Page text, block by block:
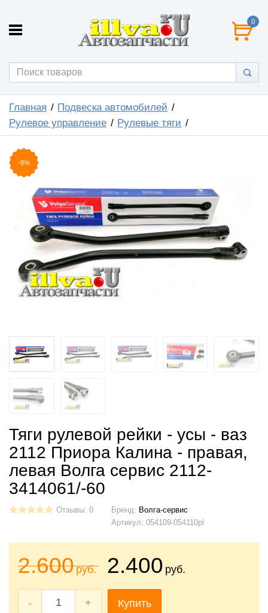
0
Главная
Подвеска автомобилей
Рулевое управление
Рулевые тяги
-8%
Тяги рулевой рейки - усы - ваз
2112 Приора Калина - правая,
левая Волга сервис 2112-
3414061/-60
Отзывы: 0 Бренд: Волга-сервис
Артикул: 054109-054110pl
2.600руб. 2.400 руб.
- + Купить